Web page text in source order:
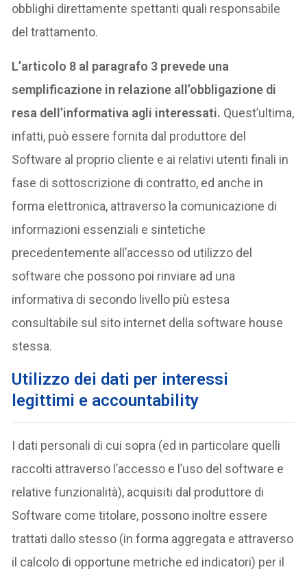
obblighi direttamente spettanti quali responsabile
del trattamento.
L’articolo 8 al paragrafo 3 prevede una
semplificazione in relazione all’obbligazione di
resa dell’informativa agli interessati. Quest’ultima,
infatti, può essere fornita dal produttore del
Software al proprio cliente e ai relativi utenti finali in
fase di sottoscrizione di contratto, ed anche in
forma elettronica, attraverso la comunicazione di
informazioni essenziali e sintetiche
precedentemente all’accesso od utilizzo del
software che possono poi rinviare ad una
informativa di secondo livello più estesa
consultabile sul sito internet della software house
stessa.
Utilizzo dei dati per interessi
legittimi e accountability
I dati personali di cui sopra (ed in particolare quelli
raccolti attraverso l’accesso e l’uso del software e
relative funzionalità), acquisiti dal produttore di
Software come titolare, possono inoltre essere
trattati dallo stesso (in forma aggregata e attraverso
il calcolo di opportune metriche ed indicatori) per il